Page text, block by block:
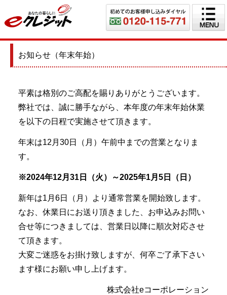
お知らせ（年末年始）
平素は格別のご高配を賜りありがとうございます。
弊社では、誠に勝手ながら、本年度の年末年始休業
を以下の日程で実施させて頂きます。
年末は12月30日（月）午前中までの営業となりま
す。
※2024年12月31日（火）～2025年1月5日（日）
新年は1月6日（月）より通常営業を開始致します。
なお、休業日にお送り頂きました、お申込みお問い
合せ等につきましては、営業日以降に順次対応させ
て頂きます。
大変ご迷惑をお掛け致しますが、何卒ご了承下さい
ます様にお願い申し上げます。
株式会社eコーポレーション